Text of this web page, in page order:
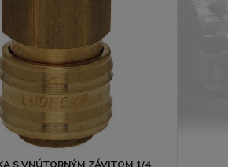
S VNÚTORNÝM ZÁVITOM 1/4